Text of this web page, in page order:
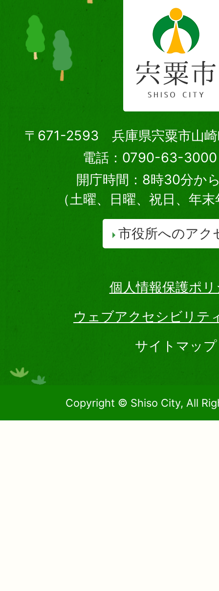
〒671-2593 兵庫県宍粟市山崎
電話：0790-63-3000
開庁時間：8時30分か
（土曜、日曜、祝日、年
市役所へのアク
個人情報保護ポ
ウェブアクセシビリテ
サイトマップ
Copyright © Shiso City, All